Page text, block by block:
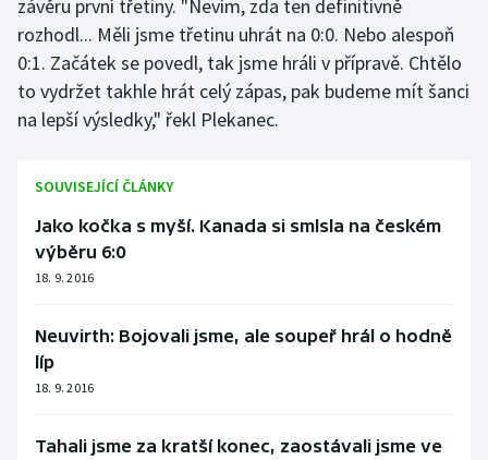
závěru první třetiny. "Nevím, zda ten definitivně
rozhodl... Měli jsme třetinu uhrát na 0:0. Nebo alespoň
0:1. Začátek se povedl, tak jsme hráli v přípravě. Chtělo
to vydržet takhle hrát celý zápas, pak budeme mít šanci
na lepší výsledky," řekl Plekanec.
SOUVISEJÍCÍ ČLÁNKY
Jako kočka s myší. Kanada si smlsla na českém
výběru 6:0
18. 9. 2016
Neuvirth: Bojovali jsme, ale soupeř hrál o hodně
líp
18. 9. 2016
Tahali jsme za kratší konec, zaostávali jsme ve